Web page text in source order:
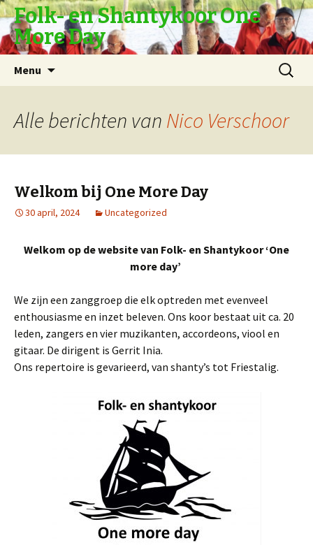
Folk- en Shantykoor One
More Day
Menu
springen
Zoeken
naar:
Alle berichten van Nico Verschoor
Welkom bij One More Day
30 april, 2024 Uncategorized
Welkom op de website van Folk- en Shantykoor ‘One
more day’
We zijn een zanggroep die elk optreden met evenveel
enthousiasme en inzet beleven. Ons koor bestaat uit ca. 20
leden, zangers en vier muzikanten, accordeons, viool en
gitaar. De dirigent is Gerrit Inia.
Ons repertoire is gevarieerd, van shanty’s tot Friestalig.